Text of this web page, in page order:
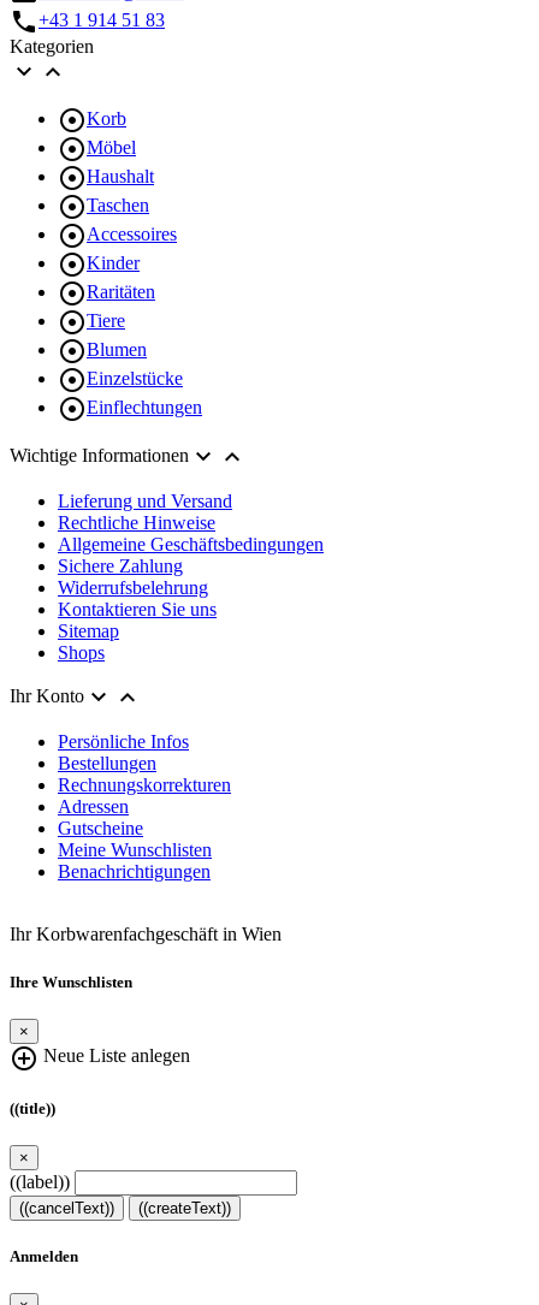
call+43 1 914 51 83
Kategorien
 
Korb
Möbel
Haushalt
Taschen
Accessoires
Kinder
Raritäten
Tiere
Blumen
Einzelstücke
Einflechtungen
Wichtige Informationen  
Lieferung und Versand
Rechtliche Hinweise
Allgemeine Geschäftsbedingungen
Sichere Zahlung
Widerrufsbelehrung
Kontaktieren Sie uns
Sitemap
Shops
Ihr Konto  
Persönliche Infos
Bestellungen
Rechnungskorrekturen
Adressen
Gutscheine
Meine Wunschlisten
Benachrichtigungen
Ihr Korbwarenfachgeschäft in Wien
Ihre Wunschlisten
×
add_circle_outline Neue Liste anlegen
((title))
×
((label))
((cancelText)) ((createText))
Anmelden